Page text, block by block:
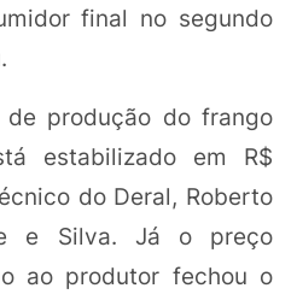
final no segundo
de produção do frango
estabilizado em R$
do Deral, Roberto
e Silva. Já o preço
ao produtor fechou o